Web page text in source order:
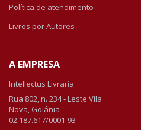
Política de atendimento
Livros por Autores
A EMPRESA
Intellectus Livraria
Rua 802, n. 234 - Leste Vila
Nova, Goiânia
02.187.617/0001-93